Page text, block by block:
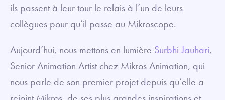
ils passent à leur tour le relais à l’un de leurs
collègues pour qu’il passe au Mikroscope.
Aujourd’hui, nous mettons en lumière Surbhi Jauhari,
Senior Animation Artist chez Mikros Animation, qui
nous parle de son premier projet depuis qu’elle a